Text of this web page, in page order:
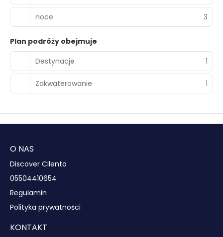
noce 3
Plan podróży obejmuje
Destynacje
1
Zakwaterowanie 1
O NAS
Discover Cilento
05504410654
Regulamin
Polityka prywatności
KONTAKT